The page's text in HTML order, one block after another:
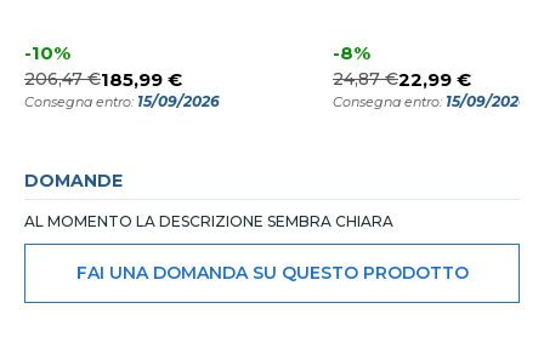
-10%
206,47 €185,99 €
Consegna entro: 15/09/2026
-8%
24,87 €22,99 €
Consegna entro: 15/09/2026
DOMANDE
AL MOMENTO LA DESCRIZIONE SEMBRA CHIARA
FAI UNA DOMANDA SU QUESTO PRODOTTO